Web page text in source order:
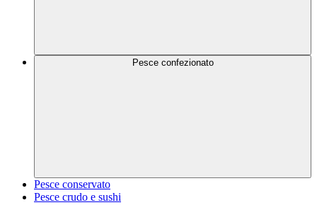
Pesce confezionato
Pesce conservato
Pesce crudo e sushi